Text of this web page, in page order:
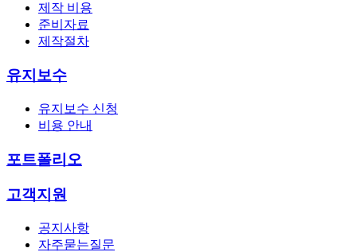
제작 비용
준비자료
제작절차
유지보수
유지보수 신청
비용 안내
포트폴리오
고객지원
공지사항
자주묻는질문